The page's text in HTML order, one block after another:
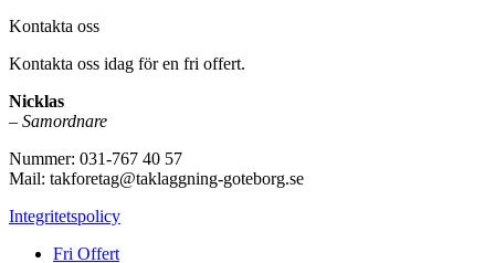
Kontakta oss
Kontakta oss idag för en fri offert.
Nicklas
– Samordnare
Nummer: 031-767 40 57
Mail: takforetag@taklaggning-goteborg.se
Integritetspolicy
Fri Offert